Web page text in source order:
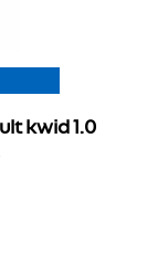
kwid 1.0